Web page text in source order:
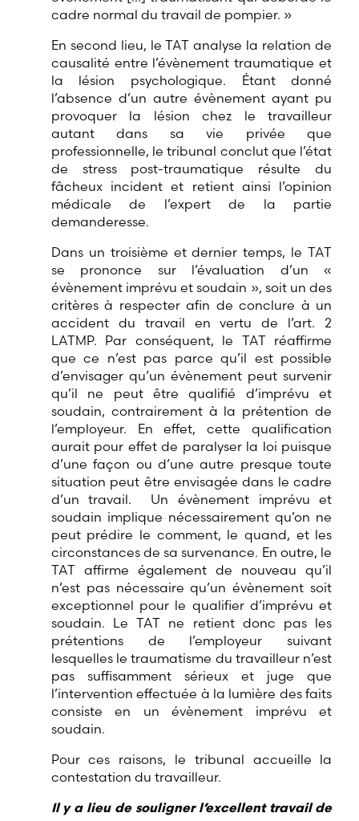
cadre normal du travail de pompier. »
En second lieu, le TAT analyse la relation de
causalité entre l’évènement traumatique et
la lésion psychologique. Étant donné
l’absence d’un autre évènement ayant pu
provoquer la lésion chez le travailleur
autant dans sa vie privée que
professionnelle, le tribunal conclut que l’état
de stress post-traumatique résulte du
fâcheux incident et retient ainsi l’opinion
médicale de l’expert de la partie
demanderesse.
Dans un troisième et dernier temps, le TAT
se prononce sur l’évaluation d’un «
évènement imprévu et soudain », soit un des
critères à respecter afin de conclure à un
accident du travail en vertu de l’art. 2
LATMP. Par conséquent, le TAT réaffirme
que ce n’est pas parce qu’il est possible
d’envisager qu’un évènement peut survenir
qu’il ne peut être qualifié d’imprévu et
soudain, contrairement à la prétention de
l’employeur. En effet, cette qualification
aurait pour effet de paralyser la loi puisque
d’une façon ou d’une autre presque toute
situation peut être envisagée dans le cadre
d’un travail. Un évènement imprévu et
soudain implique nécessairement qu’on ne
peut prédire le comment, le quand, et les
circonstances de sa survenance. En outre, le
TAT affirme également de nouveau qu’il
n’est pas nécessaire qu’un évènement soit
exceptionnel pour le qualifier d’imprévu et
soudain. Le TAT ne retient donc pas les
prétentions de l’employeur suivant
lesquelles le traumatisme du travailleur n’est
pas suffisamment sérieux et juge que
l’intervention effectuée à la lumière des faits
consiste en un évènement imprévu et
soudain.
Pour ces raisons, le tribunal accueille la
contestation du travailleur.
Il y a lieu de souligner l’excellent travail de